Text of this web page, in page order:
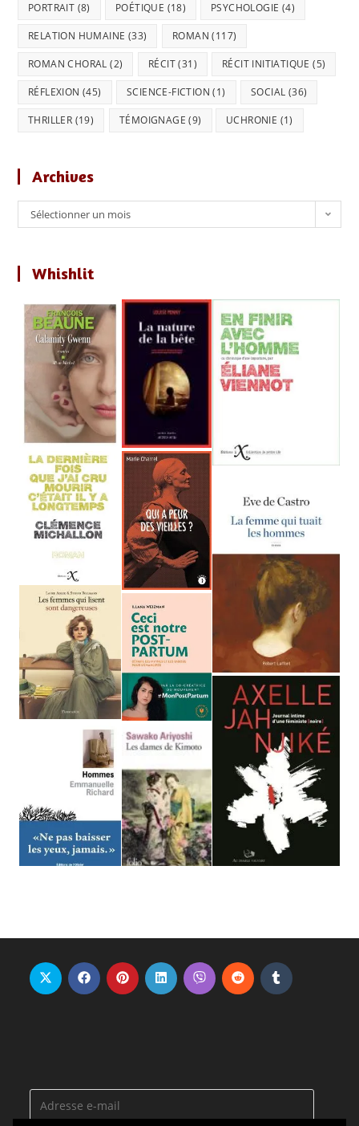
PORTRAIT (8) POÉTIQUE (18) PSYCHOLOGIE (4)
RELATION HUMAINE (33) ROMAN (117)
ROMAN CHORAL (2) RÉCIT(31) RÉCIT INITIATIQUE (5)
RÉFLEXION (45) SCIENCE-FICTION (1) SOCIAL (36)
THRILLER (19) TÉMOIGNAGE (9) UCHRONIE (1)
Archives
Archives
Sélectionner un mois
Whishlit
Adresse
e-